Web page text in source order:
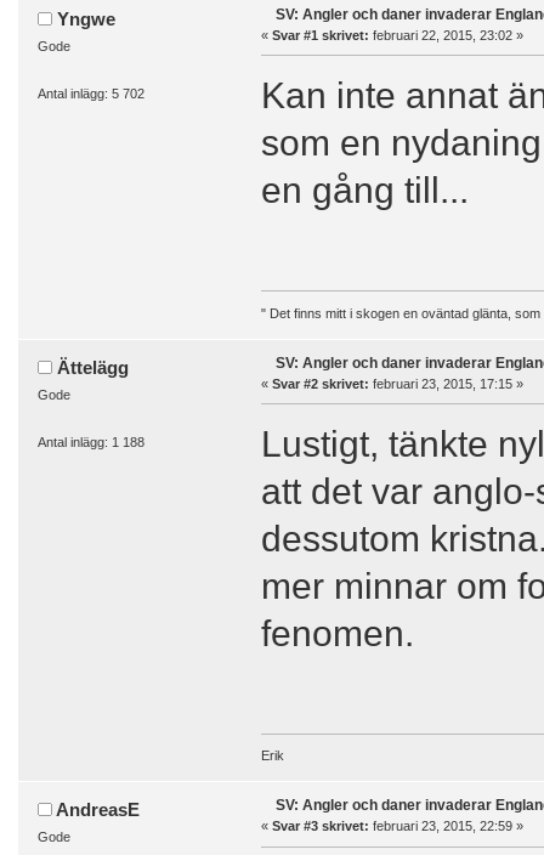
Yngwe
Gode
Antal inlägg: 5 702
SV: Angler och daner invaderar
« Svar #1 skrivet: februari 22, 2015, 23:02 »
Kan inte annat
som en
en gång till...
" Det finns mitt i skogen en oväntad glänta,
Ättelägg
Gode
Antal inlägg: 1 188
SV: Angler och daner invaderar
« Svar #2 skrivet: februari 23, 2015, 17:15 »
Lustigt, tänkte
att det var
dessutom
mer minnar om
fenomen.
Erik
AndreasE
Gode
SV: Angler och daner invaderar
« Svar #3 skrivet: februari 23, 2015, 22:59 »